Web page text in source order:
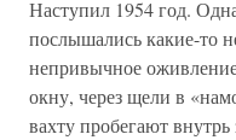
Наступил 1954 год.
послышались какие-то
непривычное
окну, через щели в
вахту пробегают